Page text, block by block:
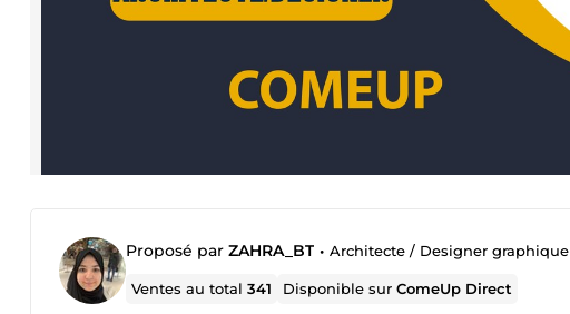
Proposé par ZAHRA_BT • Architecte / Designer graphique
Ventes au total341 Disponible surComeUp Direct